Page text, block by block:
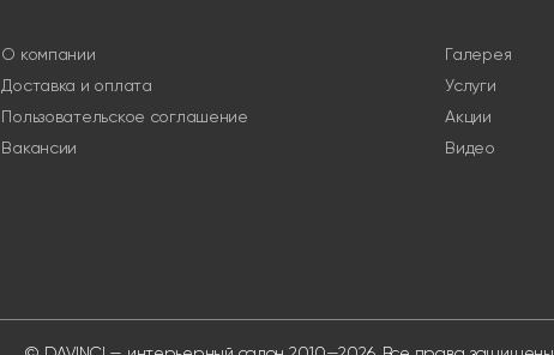
О компании
Доставка и оплата
Пользовательское соглашение
Вакансии
Галерея
Услуги
Акции
Видео